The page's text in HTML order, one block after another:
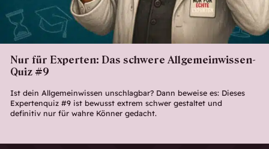
Nur für Experten: Das schwere Allgemeinwissen-
Quiz #9
Ist dein Allgemeinwissen unschlagbar? Dann beweise es: Dieses
Expertenquiz #9 ist bewusst extrem schwer gestaltet und
definitiv nur für wahre Könner gedacht.